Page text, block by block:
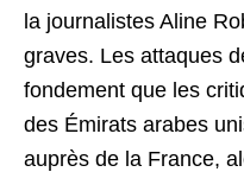
la journalistes Aline
graves. Les attaques
fondement que les
des Émirats arabes
auprès de la France,